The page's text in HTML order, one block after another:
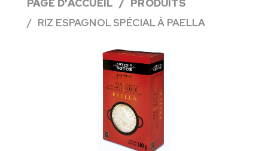
PAGE D'ACCUEIL
PRODUITS
RIZ ESPAGNOL SPÉCIAL À PAELLA